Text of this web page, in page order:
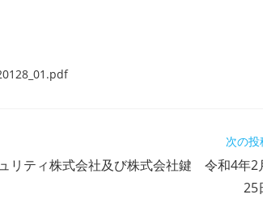
次の投
リティ株式会社及び株式会社鍵 令和4年2
25